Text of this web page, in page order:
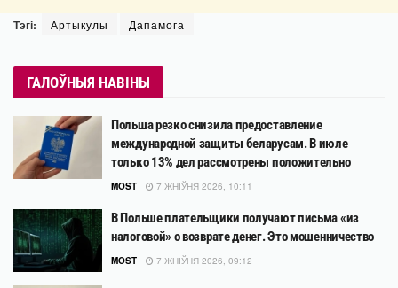
Тэгі: Артыкулы Дапамога
ГАЛОЎНЫЯ НАВІНЫ
Польша резко снизила предоставление
международной защиты беларусам. В июле
только 13% дел рассмотрены положительно
MOST 7 ЖНІЎНЯ 2026, 10:11
В Польше плательщики получают письма «из
налоговой» о возврате денег. Это мошенничество
MOST 7 ЖНІЎНЯ 2026, 09:12